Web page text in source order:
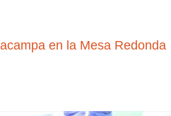
en la Mesa Redonda